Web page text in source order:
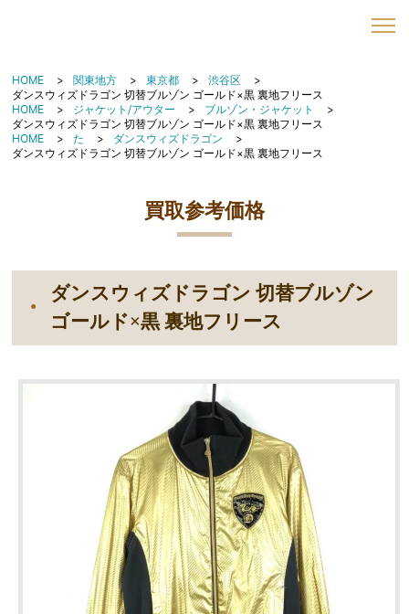
HOME 関東地方 東京都
渋谷区
ダンスウィズドラゴン 切替ブルゾン ゴールド×黒 裏地フリース
HOME
ジャケット/アウター
ブルゾン・ジャケット
ダンスウィズドラゴン 切替ブルゾン ゴールド×黒 裏地フリース
HOME
た
ダンスウィズドラゴン
ダンスウィズドラゴン 切替ブルゾン ゴールド×黒 裏地フリース
買取参考価格
ダンスウィズドラゴン 切替ブルゾン
ゴールド×黒 裏地フリース